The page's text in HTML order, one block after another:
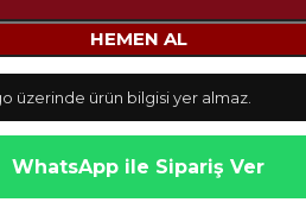
HEMEN AL
üzerinde ürün bilgisi yer almaz.
WhatsApp ile Sipariş Ver